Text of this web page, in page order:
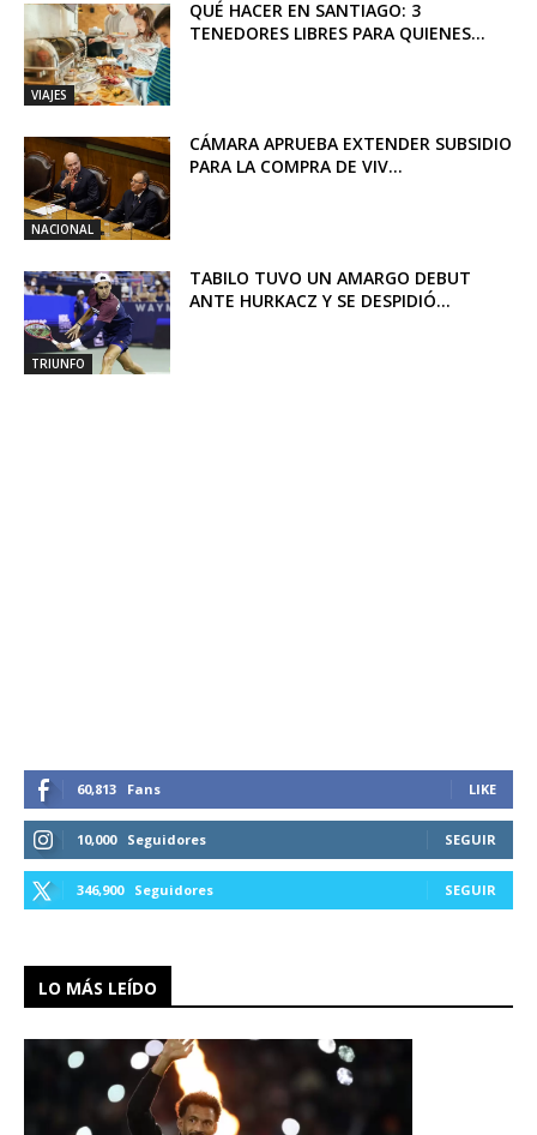
VIAJES
QUÉ HACER EN SANTIAGO: 3
TENEDORES LIBRES PARA QUIENES...
NACIONAL
CÁMARA APRUEBA EXTENDER SUBSIDIO
PARA LA COMPRA DE VIV...
TRIUNFO
TABILO TUVO UN AMARGO DEBUT
ANTE HURKACZ Y SE DESPIDIÓ...
60,813 Fans LIKE
10,000 Seguidores SEGUIR
346,900 Seguidores SEGUIR
LO MÁS LEÍDO